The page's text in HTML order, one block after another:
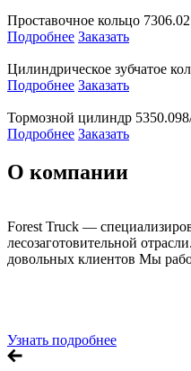
Проставочное кольцо
Подробнее Заказать
Цилиндрическое зубчатое
Подробнее Заказать
Тормозной цилиндр
Подробнее Заказать
О компании
Forest Truck —
лесозаготовительной
довольных клиентов Мы
Узнать подробнее